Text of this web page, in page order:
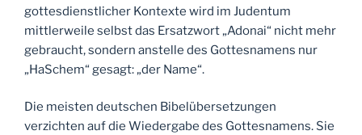
gottesdienstlicher Kontexte wird im Judentum
mittlerweile selbst das Ersatzwort „Adonai“ nicht mehr
gebraucht, sondern anstelle des Gottesnamens nur
„HaSchem“ gesagt: „der Name“.
Die meisten deutschen Bibelübersetzungen
verzichten auf die Wiedergabe des Gottesnamens. Sie